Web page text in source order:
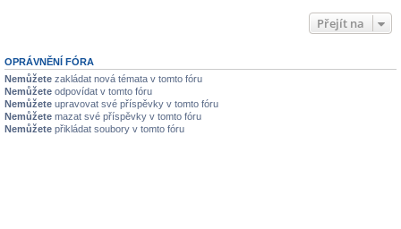
Přejít na
OPRÁVNĚNÍ FÓRA
Nemůžete zakládat nová témata v tomto fóru
Nemůžete odpovídat v tomto fóru
Nemůžete upravovat své příspěvky v tomto fóru
Nemůžete mazat své příspěvky v tomto fóru
Nemůžete přikládat soubory v tomto fóru